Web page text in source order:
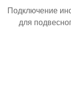
Подключение
для